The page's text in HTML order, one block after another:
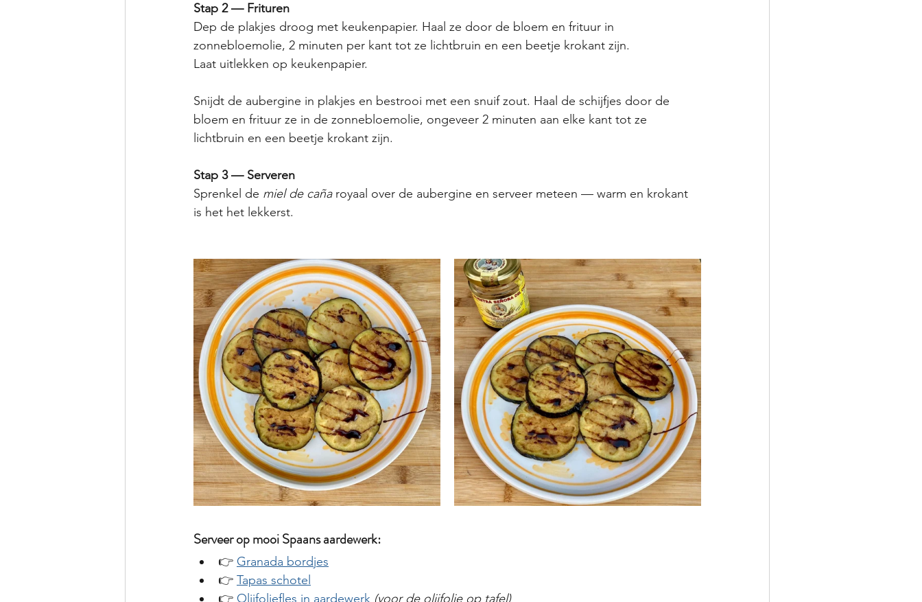
Stap 2 — Frituren
Dep de plakjes droog met keukenpapier. Haal ze door de bloem en frituur in
zonnebloemolie, 2 minuten per kant tot ze lichtbruin en een beetje krokant zijn.
Laat uitlekken op keukenpapier.
Snijdt de aubergine in plakjes en bestrooi met een snuif zout. Haal de schijfjes door de
bloem en frituur ze in de zonnebloemolie, ongeveer 2 minuten aan elke kant tot ze
lichtbruin en een beetje krokant zijn.
Stap 3 — Serveren
Sprenkel de miel de caña royaal over de aubergine en serveer meteen — warm en krokant
is het het lekkerst.
Serveer op mooi Spaans aardewerk:
👉 Granada bordjes
👉 Tapas schotel
👉 Olijfoliefles in aardewerk (voor de olijfolie op tafel)